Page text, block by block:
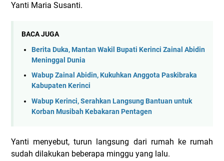
Yanti Maria Susanti.
BACA JUGA
Berita Duka, Mantan Wakil Bupati Kerinci Zainal Abidin
Meninggal Dunia
Wabup Zainal Abidin, Kukuhkan Anggota Paskibraka
Kabupaten Kerinci
Wabup Kerinci, Serahkan Langsung Bantuan untuk
Korban Musibah Kebakaran Pentagen
Yanti menyebut, turun langsung dari rumah ke rumah
sudah dilakukan beberapa minggu yang lalu.